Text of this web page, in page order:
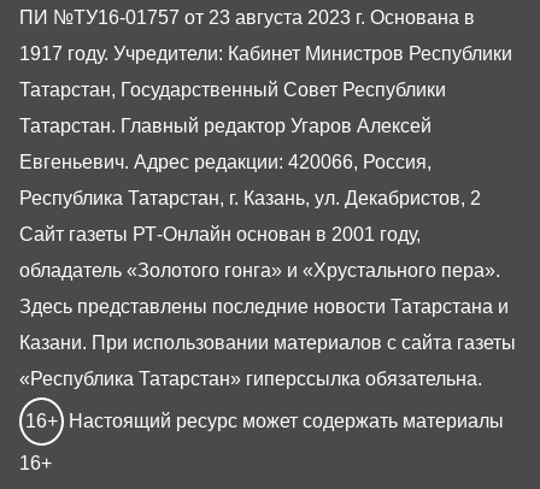
ПИ №ТУ16-01757 от 23 августа 2023 г. Основана в
1917 году. Учредители: Кабинет Министров Республики
Татарстан, Государственный Совет Республики
Татарстан. Главный редактор Угаров Алексей
Евгеньевич. Адрес редакции: 420066, Россия,
Республика Татарстан, г. Казань, ул. Декабристов, 2
Сайт газеты РТ-Онлайн основан в 2001 году,
обладатель «Золотого гонга» и «Хрустального пера».
Здесь представлены последние новости Татарстана и
Казани. При использовании материалов с сайта газеты
«Республика Татарстан» гиперссылка обязательна.
16+ Настоящий ресурс может содержать материалы
16+